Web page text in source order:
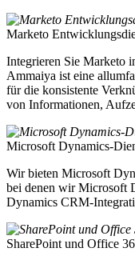
Marketo
Integrieren Sie Marketo
Ammaiya ist eine
für die konsistente
von Informationen,
Microsoft Dynamics-
Wir bieten Microsoft
bei denen wir Microsoft
Dynamics CRM-
SharePoint und Office